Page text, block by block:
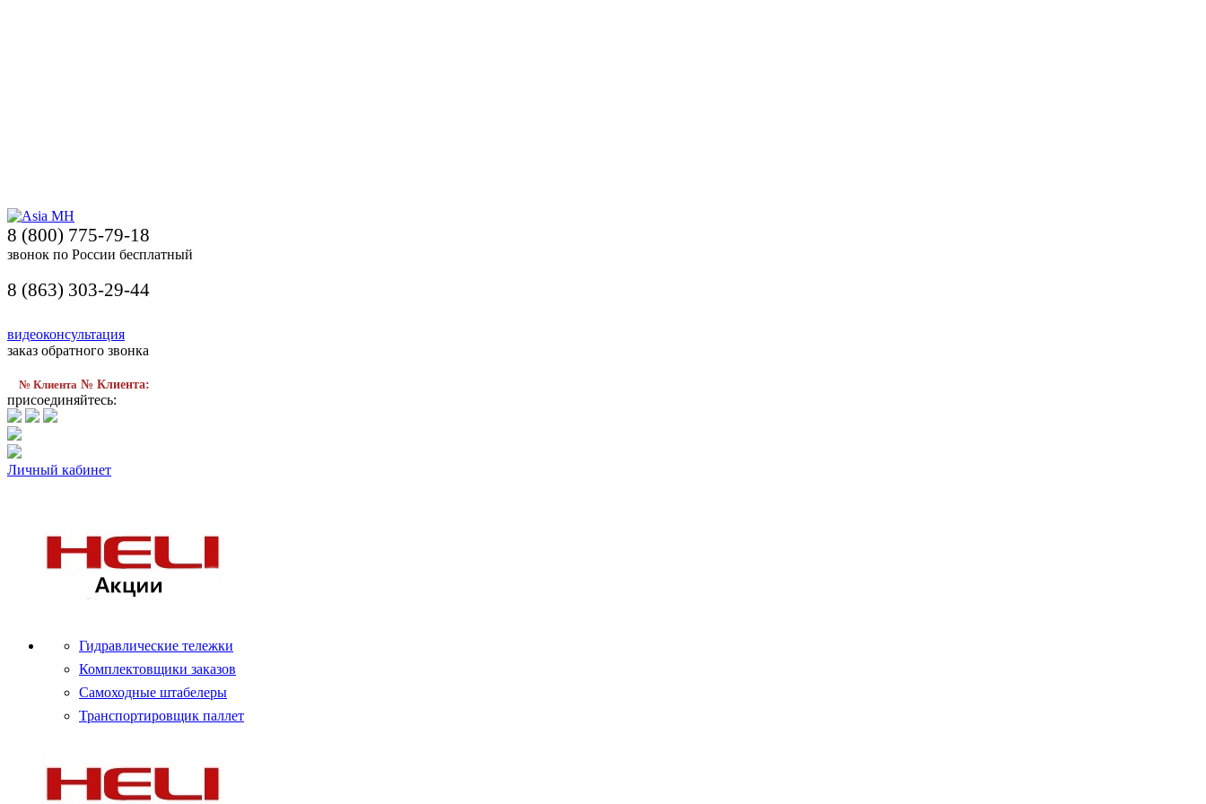
8 (800) 775-79-18
звонок по России бесплатный
8 (863) 303-29-44
видеоконсультация
заказ обратного звонка
№ Клиента № Клиента:
присоединяйтесь:
Личный кабинет
Гидравлические тележки
Комплектовщики заказов
Самоходные штабелеры
Транспортировщик паллет